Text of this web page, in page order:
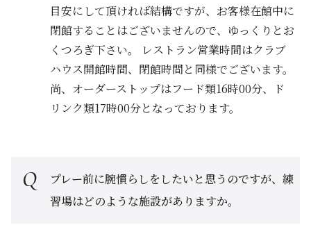
目安にして頂ければ結構ですが、お客様在館中に
閉館することはございませんので、ゆっくりとお
くつろぎ下さい。 レストラン営業時間はクラブ
ハウス開館時間、閉館時間と同様でございます。
尚、オーダーストップはフード類16時00分、ド
リンク類17時00分となっております。
プレー前に腕慣らしをしたいと思うのですが、練
習場はどのような施設がありますか。